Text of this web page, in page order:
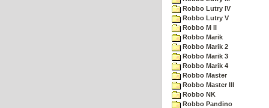
Robbo Lutry IV
Robbo Lutry V
Robbo M II
Robbo Marik
Robbo Marik 2
Robbo Marik 3
Robbo Marik 4
Robbo Master
Robbo Master III
Robbo NK
Robbo Pandino